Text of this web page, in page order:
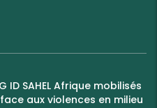
ID SAHEL Afrique mobilisés
aux violences en milieu